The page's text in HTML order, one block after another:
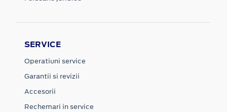
SERVICE
Operatiuni service
Garantii si revizii
Accesorii
Rechemari in service